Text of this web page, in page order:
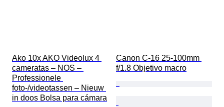
Ako 10x AKO Videolux 4
cameratas – NOS –
Professionele
foto-/videotassen – Nieuw
in doos Bolsa para cámara
Canon C-16 25-100mm
f/1.8 Objetivo macro